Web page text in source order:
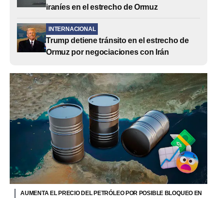
iraníes en el estrecho de Ormuz
INTERNACIONAL
Trump detiene tránsito en el estrecho de
Ormuz por negociaciones con Irán
AUMENTA EL PRECIO DEL PETRÓLEO POR POSIBLE BLOQUEO EN